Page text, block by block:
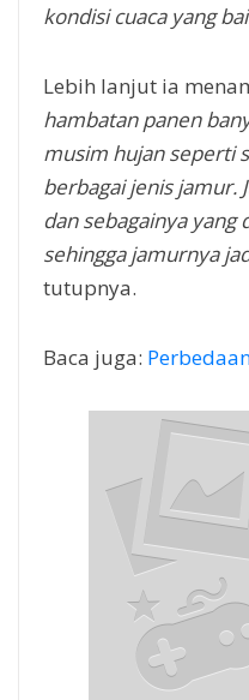
kondisi cuaca yang
Lebih lanjut ia
hambatan panen
musim hujan seperti
berbagai jenis jamur.
dan sebagainya yang
sehingga jamurnya
tutupnya.
Baca juga: